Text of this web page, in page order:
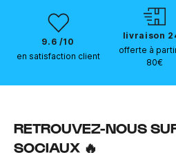
9.6 /10
en satisfaction client
livraison
offerte à
80€
RETROUVEZ-NOUS
SOCIAUX 🔥